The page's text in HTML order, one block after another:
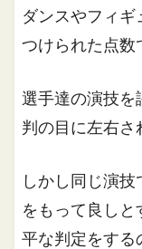
ダンスやフィギ
つけられた点数
選手達の演技を
判の目に左右さ
しかし同じ演
をもって良し
平な判定をする